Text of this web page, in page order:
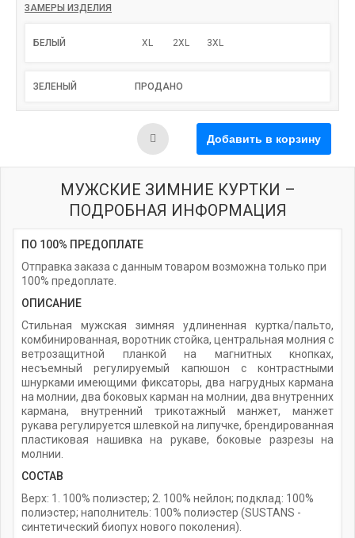
ЗАМЕРЫ ИЗДЕЛИЯ
БЕЛЫЙ XL 2XL 3XL
ЗЕЛЕНЫЙ ПРОДАНО
МУЖСКИЕ ЗИМНИЕ КУРТКИ –
ПОДРОБНАЯ ИНФОРМАЦИЯ
ПО 100% ПРЕДОПЛАТЕ
Отправка заказа с данным товаром возможна только при
100% предоплате.
ОПИСАНИЕ
Стильная мужская зимняя удлиненная куртка/пальто,
комбинированная, воротник стойка, центральная молния с
ветрозащитной планкой на магнитных кнопках,
несъемный регулируемый капюшон с контрастными
шнурками имеющими фиксаторы, два нагрудных кармана
на молнии, два боковых карман на молнии, два внутренних
кармана, внутренний трикотажный манжет, манжет
рукава регулируется шлевкой на липучке, брендированная
пластиковая нашивка на рукаве, боковые разрезы на
молнии.
СОСТАВ
Верх: 1. 100% полиэстер; 2. 100% нейлон; подклад: 100%
полиэстер; наполнитель: 100% полиэстер (SUSTANS -
синтетический биопух нового поколения).